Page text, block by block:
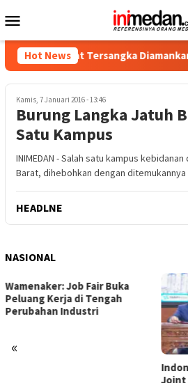
ke
Mobile
Hot News
Empat Tersangka Diamankan
Kamis, 7 Januari 2016 - 13:46
Burung Langka Jatuh
Satu Kampus
INIMEDAN - Salah satu kampus
Barat, dihebohkan dengan
HEADLNE
NASIONAL
«